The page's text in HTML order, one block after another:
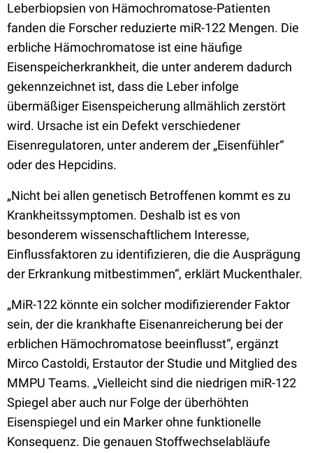
Leberbiopsien von Hämochromatose-Patienten
fanden die Forscher reduzierte miR-122 Mengen. Die
erbliche Hämochromatose ist eine häufige
Eisenspeicherkrankheit, die unter anderem dadurch
gekennzeichnet ist, dass die Leber infolge
übermäßiger Eisenspeicherung allmählich zerstört
wird. Ursache ist ein Defekt verschiedener
Eisenregulatoren, unter anderem der „Eisenfühler“
oder des Hepcidins.
„Nicht bei allen genetisch Betroffenen kommt es zu
Krankheitssymptomen. Deshalb ist es von
besonderem wissenschaftlichem Interesse,
Einflussfaktoren zu identifizieren, die die Ausprägung
der Erkrankung mitbestimmen“, erklärt Muckenthaler.
„MiR-122 könnte ein solcher modifizierender Faktor
sein, der die krankhafte Eisenanreicherung bei der
erblichen Hämochromatose beeinflusst“, ergänzt
Mirco Castoldi, Erstautor der Studie und Mitglied des
MMPU Teams. „Vielleicht sind die niedrigen miR-122
Spiegel aber auch nur Folge der überhöhten
Eisenspiegel und ein Marker ohne funktionelle
Konsequenz. Die genauen Stoffwechselabläufe